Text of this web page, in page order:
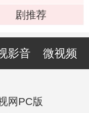
剧推荐
影音 微视频
网PC版